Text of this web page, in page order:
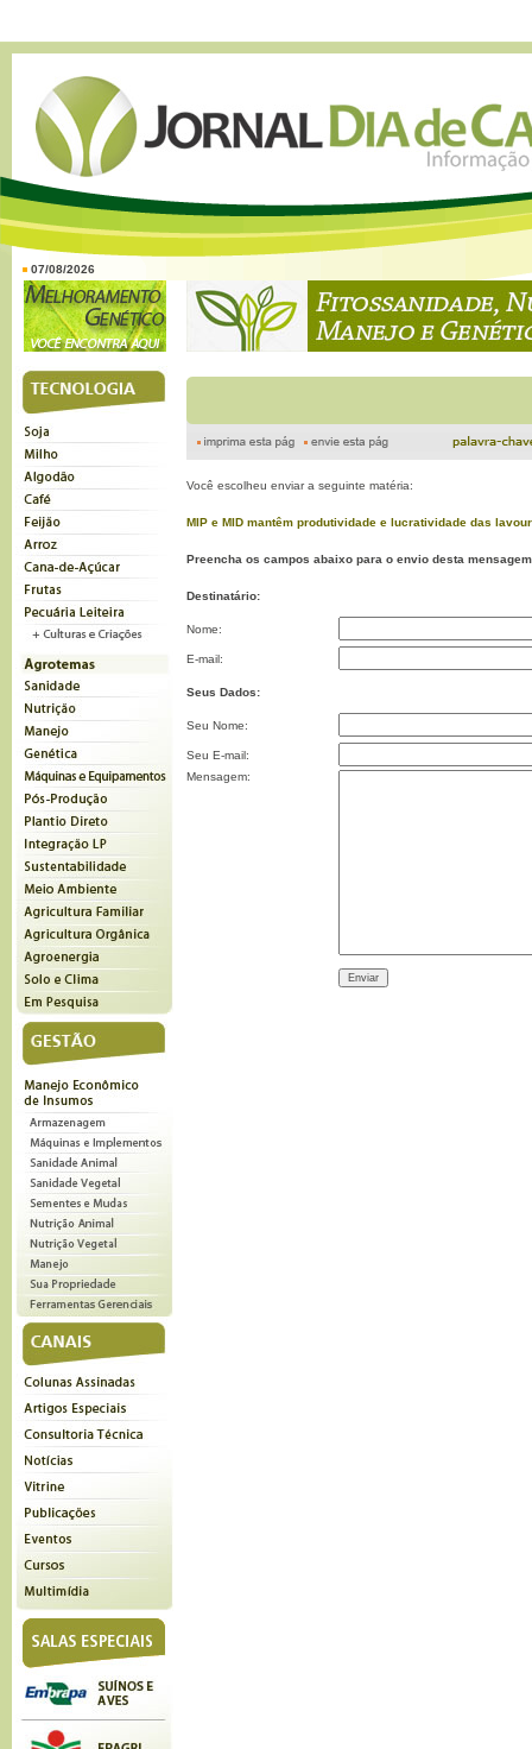
07/08/2026
Você escolheu enviar a seguinte matéria:
MIP e MID mantêm produtividade e lucratividade das
Preencha os campos abaixo para o envio desta
Destinatário:
Nome:
E-mail:
Seus Dados:
Seu Nome:
Seu E-mail:
Mensagem: